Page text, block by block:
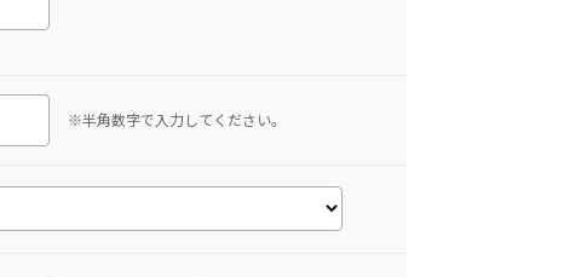
※半角数字で入力してください。